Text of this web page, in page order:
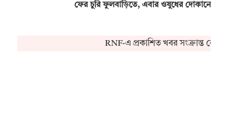
ফের চুরি ফুলবাড়িতে, এবার ওষুধের দোকানে
RNF-এ প্রকাশিত খবর সংক্রান্ত